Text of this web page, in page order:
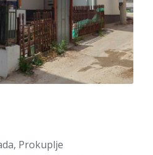
Prokuplje